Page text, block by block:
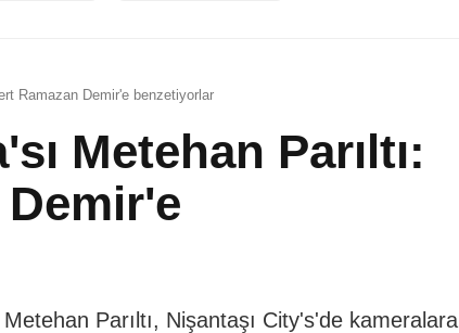
Ramazan Demir'e benzetiyorlar
Metehan Parıltı:
Parıltı, Nişantaşı City's'de kameralara